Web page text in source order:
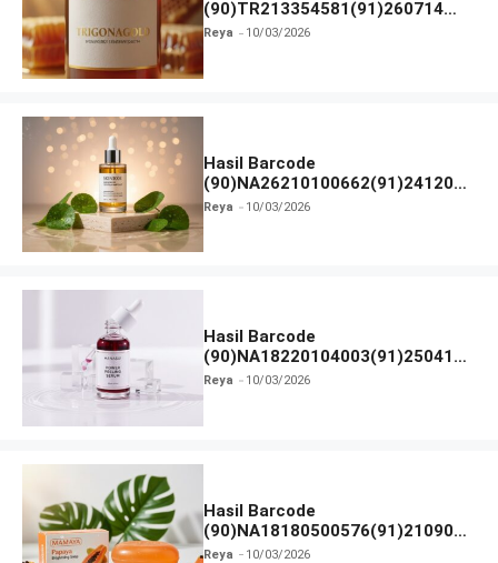
(90)TR213354581(91)260714
dan Izin BPOM
Reya 10/03/2026
Hasil Barcode
(90)NA26210100662(91)241203
dan Izin BPOM
Reya 10/03/2026
Hasil Barcode
(90)NA18220104003(91)250418
dan Izin BPOM
Reya 10/03/2026
Hasil Barcode
(90)NA18180500576(91)210906
dan Izin BPOM
Reya 10/03/2026